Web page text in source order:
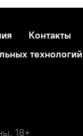
Контакты
технологий
18+